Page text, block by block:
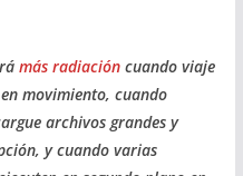
más radiacióncuando viaje
movimiento, cuando
archivos grandes y
y cuando varias